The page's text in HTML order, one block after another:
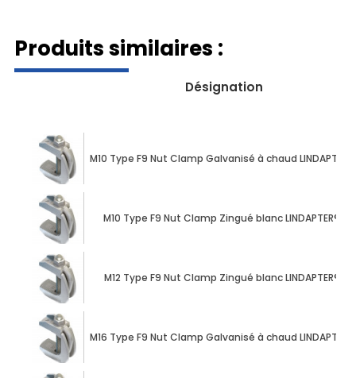
Produits similaires :
Désignation
M10 Type F9 Nut Clamp Galvanisé à chaud LINDAPTER®
M10 Type F9 Nut Clamp Zingué blanc LINDAPTER®
M12 Type F9 Nut Clamp Zingué blanc LINDAPTER®
M16 Type F9 Nut Clamp Galvanisé à chaud LINDAPTER®